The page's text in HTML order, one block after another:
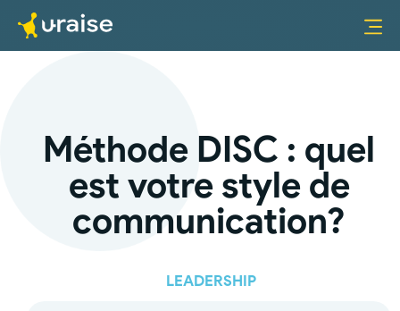
Méthode DISC : quel
est votre style de
communication?
LEADERSHIP